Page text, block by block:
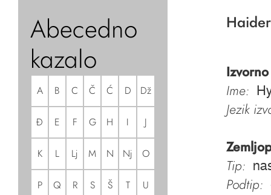
Abecedno
kazalo
A B C Č Ć D Dž
Đ E F G H I J
K L Lj M N Nj O
P Q R S Š T U
Ime:
Jezik
Tip:
Podtip: